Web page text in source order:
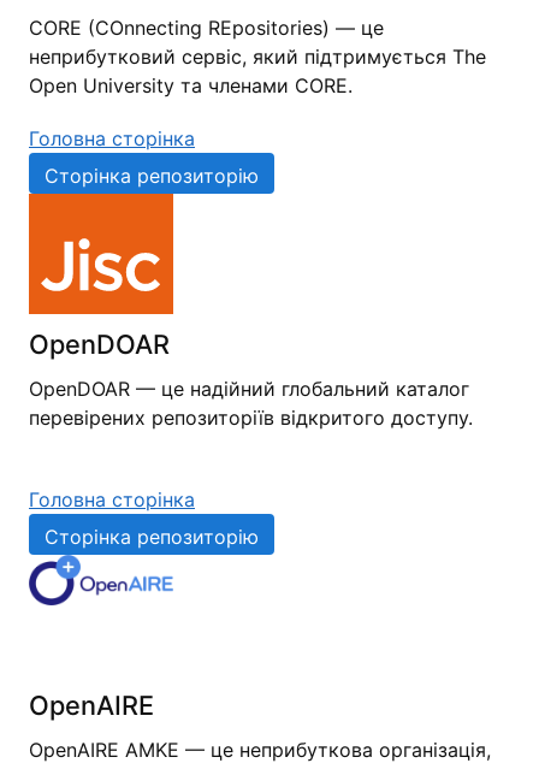
CORE (COnnecting REpositories) — це
неприбутковий сервіс, який підтримується The
Open University та членами CORE.
Головна сторінка
Сторінка репозиторію
OpenDOAR
OpenDOAR — це надійний глобальний каталог
перевірених репозиторіїв відкритого доступу.
Головна сторінка
Сторінка репозиторію
OpenAIRE
OpenAIRE AMKE — це неприбуткова організація,